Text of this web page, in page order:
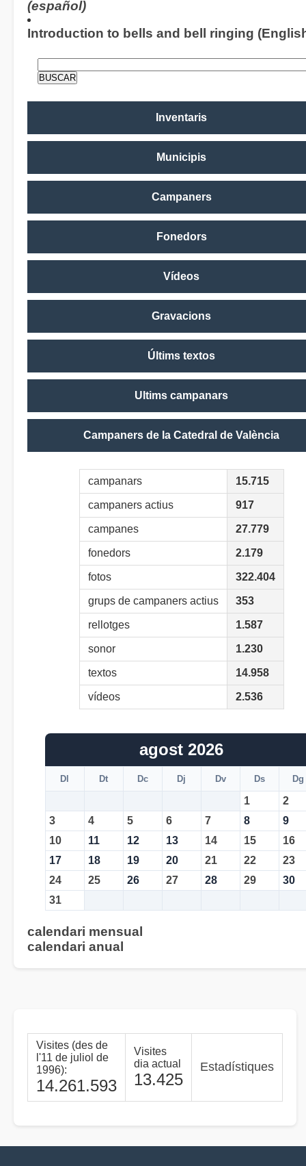
(español)
Introduction to bells and bell ringing
Inventaris
Municipis
Campaners
Fonedors
Vídeos
Gravacions
Últims textos
Ultims campanars
Campaners de la Catedral de València
campanars 15.715
campaners actius 917
campanes 27.779
fonedors 2.179
fotos 322.404
grups de campaners actius 353
rellotges 1.587
sonor 1.230
textos 14.958
vídeos 2.536
agost 2026
Dl Dt Dc Dj Dv Ds Dg
1
2
3
4 5 6 7 8
9
10
11 12 13 14 15
16
17
18 19 20 21 22
23
24
25 26 27 28 29
30
31
calendari mensual
calendari anual
Visites (des de
l'11 de juliol de
1996):
14.261.593
Visites
dia actual
13.425
Estadístiques